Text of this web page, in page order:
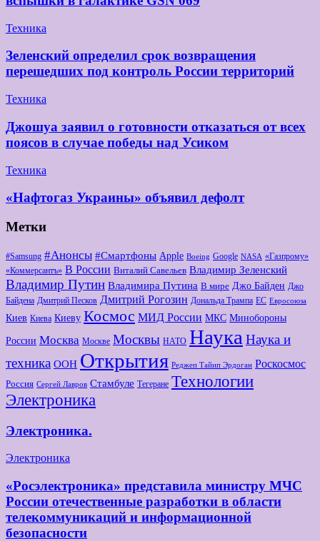
Техника
Зеленский определил срок возвращения
перешедших под контроль России территорий
Техника
Джошуа заявил о готовности отказаться от всех
поясов в случае победы над Усиком
Техника
«Нафтогаз Украины» объявил дефолт
Метки
#Samsung #Анонсы #Смартфоны Apple Boeing Google NASA «Газпрому»
«Коммерсантъ» В России Виталий Савельев Владимир Зеленский
Владимир Путин Владимира Путина В мире Джо Байден Джо
Байдена Дмитрий Песков Дмитрий Рогозин Дональда Трампа ЕС Евросоюза
Киев Киева Киеву Космос МИД России МКС Минобороны
России Москва Москве Москвы НАТО Наука Наука и
техника ООН Открытия Реджеп Тайип Эрдоган Роскосмос
Россия Сергей Лавров Стамбуле Тегеране Технологии
Электроника
Электроника.
Электроника
«Росэлектроника» представила министру МЧС
России отечественные разработки в области
телекоммуникаций и информационной
безопасности